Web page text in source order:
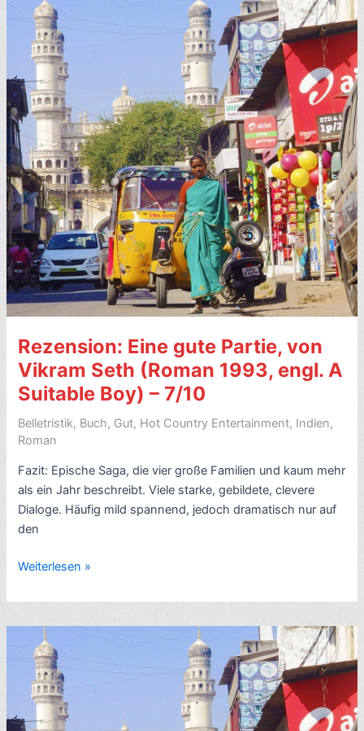
von
Meera
Syal
(Einwanderer-
Roman,
1996)
–
7
Sterne
–
mit
Video
&
Presse-
Links
Rezension: Eine gute Partie, von
Vikram Seth (Roman 1993, engl. A
Suitable Boy) – 7/10
Belletristik, Buch, Gut, Hot Country Entertainment, Indien,
Roman
Fazit: Epische Saga, die vier große Familien und kaum mehr
als ein Jahr beschreibt. Viele starke, gebildete, clevere
Dialoge. Häufig mild spannend, jedoch dramatisch nur auf
den
Rezension:
gute
Partie,
von
Vikram
Seth
(Roman
1993,
Weiterlesen »